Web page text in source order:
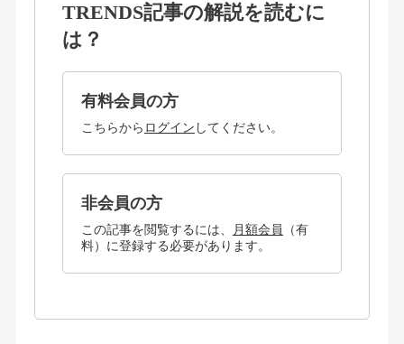
TRENDS記事の解説を読むに
は？
有料会員の方
こちらから ログイン してください。
非会員の方
この記事を閲覧するには、 月額会員
（有
料）に登録する必要があります。